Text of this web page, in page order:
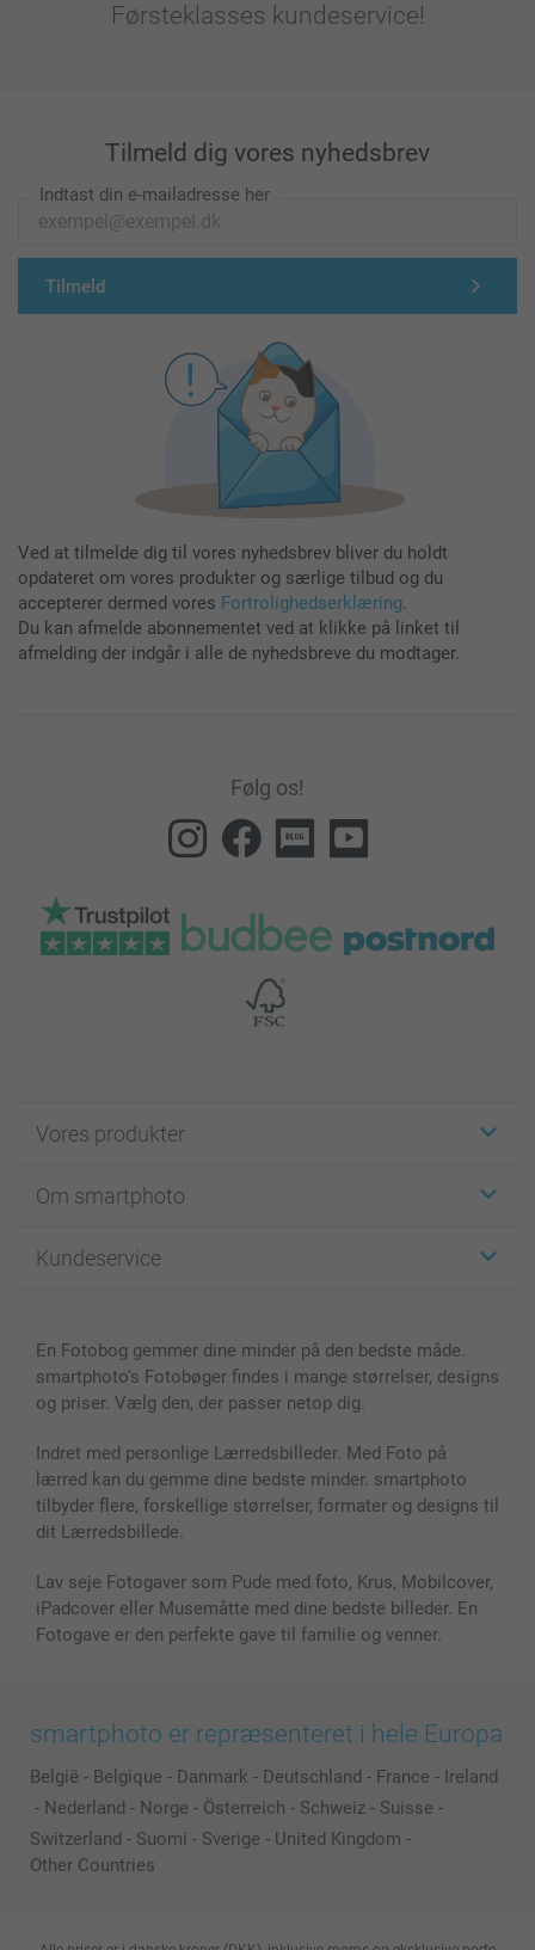
Førsteklasses kundeservice!
Tilmeld dig vores nyhedsbrev
Indtast din e-mailadresse her
Tilmeld
Ved at tilmelde dig til vores nyhedsbrev bliver du holdt
opdateret om vores produkter og særlige tilbud og du
accepterer dermed vores Fortrolighedserklæring.
Du kan afmelde abonnementet ved at klikke på linket til
afmelding der indgår i alle de nyhedsbreve du modtager.
Følg os!
Vores produkter
Fotokort
Fotobøger
Cover til mobil & tablet
MyNameBook
Fotorammer & Tilbehør
Alle fotoprodukter
Om smartphoto
For affiliate
Sitemap
Betingelser og garantier
Kundeservice
smartbonus
Priser & betaling
En Fotobog gemmer dine minder på den bedste måde.
smartphoto's Fotobøger findes i mange størrelser, designs
og priser. Vælg den, der passer netop dig.
Indret med personlige Lærredsbilleder. Med Foto på
lærred kan du gemme dine bedste minder. smartphoto
tilbyder flere, forskellige størrelser, formater og designs til
dit Lærredsbillede.
Lav seje Fotogaver som Pude med foto, Krus, Mobilcover,
iPadcover eller Musemåtte med dine bedste billeder. En
Fotogave er den perfekte gave til familie og venner.
smartphoto er repræsenteret i hele Europa
België - Belgique - Danmark - Deutschland - France - Ireland
- Nederland - Norge - Österreich - Schweiz - Suisse -
Switzerland - Suomi - Sverige - United Kingdom -
Other Countries